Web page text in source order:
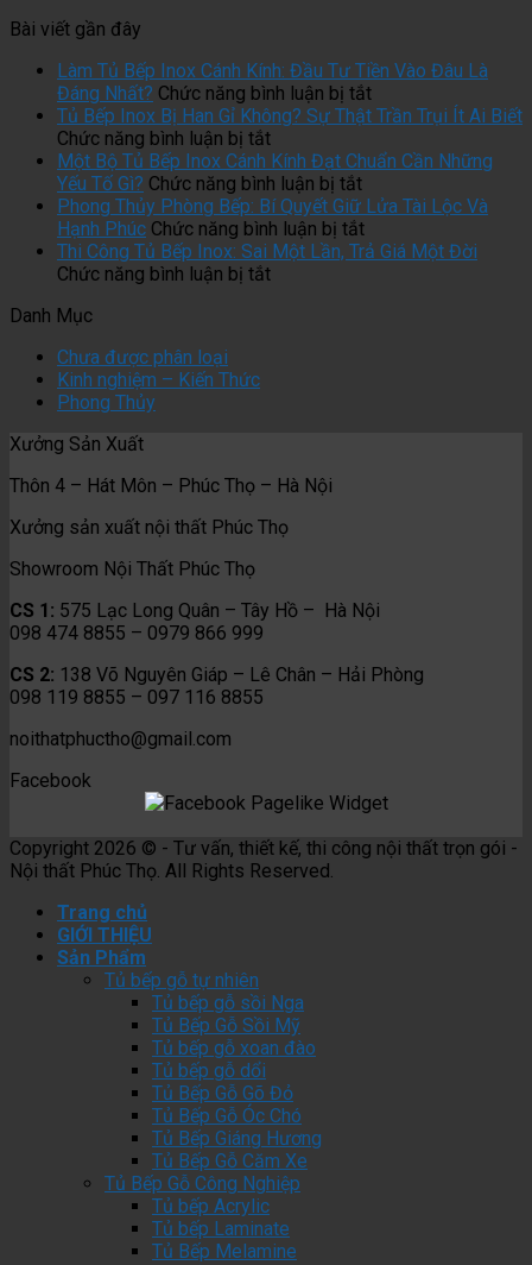
Bài viết gần đây
Làm Tủ Bếp Inox Cánh Kính: Đầu Tư Tiền Vào Đâu Là
Đáng Nhất? Chức năng bình luận bị tắtở
Làm
Bếp
Cánh
Đầu
Tủ Bếp Inox Bị Han Gỉ Không? Sự Thật Trần Trụi Ít Ai Biết
Chức năng bình luận bị tắtở
Tủ
Bếp
Inox
Bị
Han
Gỉ
Một Bộ Tủ Bếp Inox Cánh Kính Đạt Chuẩn Cần Những
Yếu Tố Gì? Chức năng bình luận bị tắtở
Một
Bộ
Tủ
Phong Thủy Phòng Bếp: Bí Quyết Giữ Lửa Tài Lộc Và
Hạnh Phúc Chức năng bình luận bị tắtở
Phong
Thi Công Tủ Bếp Inox: Sai Một Lần, Trả Giá Một Đời
Chức năng bình luận bị tắtở
Trả
Giá
Một
Đời
Danh Mục
Chưa được phân loại
Kinh nghiệm – Kiến Thức
Phong Thủy
Xưởng Sản Xuất
Thôn 4 – Hát Môn – Phúc Thọ – Hà Nội
Xưởng sản xuất nội thất Phúc Thọ
Showroom Nội Thất Phúc Thọ
CS 1: 575 Lạc Long Quân – Tây Hồ – Hà Nội
098 474 8855 – 0979 866 999
CS 2: 138 Võ Nguyên Giáp – Lê Chân – Hải Phòng
098 119 8855 – 097 116 8855
noithatphuctho@gmail.com
Facebook
Copyright 2026 © - Tư vấn, thiết kế, thi công nội thất trọn gói -
Nội thất Phúc Thọ. All Rights Reserved.
Trang chủ
GIỚI THIỆU
Sản Phẩm
Tủ bếp gỗ tự nhiên
Tủ bếp gỗ sồi Nga
Tủ Bếp Gỗ Sồi Mỹ
Tủ bếp gỗ xoan đào
Tủ bếp gỗ dổi
Tủ Bếp Gỗ Gõ Đỏ
Tủ Bếp Gỗ Óc Chó
Tủ Bếp Giáng Hương
Tủ Bếp Gỗ Căm Xe
Tủ Bếp Gỗ Công Nghiệp
Tủ bếp Acrylic
Tủ bếp Laminate
Tủ Bếp Melamine